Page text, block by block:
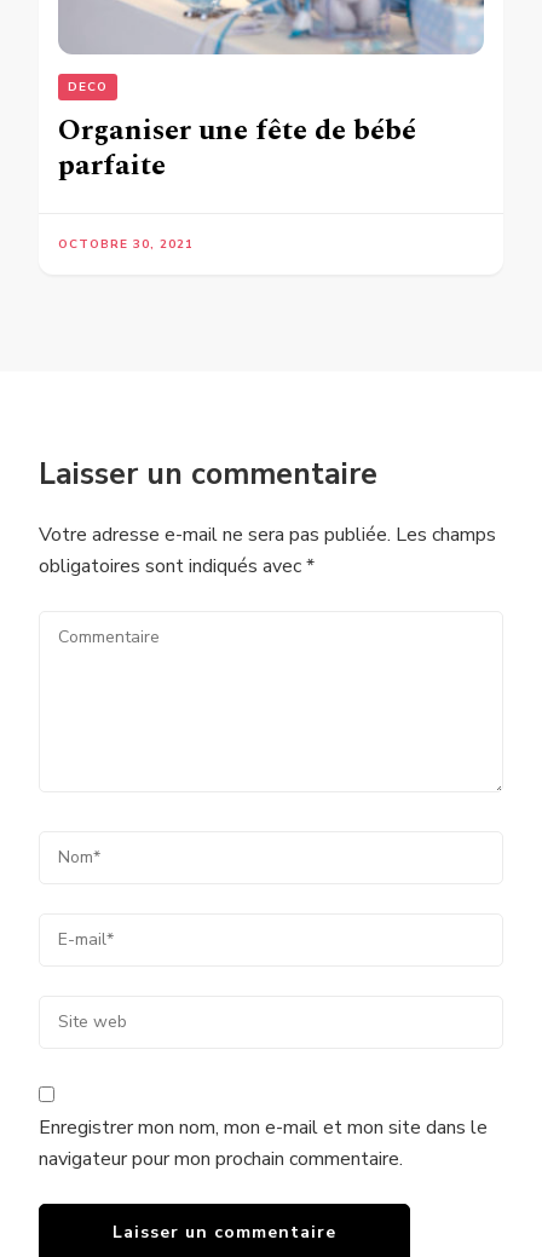
DECO
Organiser une fête de bébé
parfaite
OCTOBRE 30, 2021
Laisser un commentaire
Votre adresse e-mail ne sera pas publiée. Les champs
obligatoires sont indiqués avec*
Enregistrer mon nom, mon e-mail et mon site dans le
navigateur pour mon prochain commentaire.